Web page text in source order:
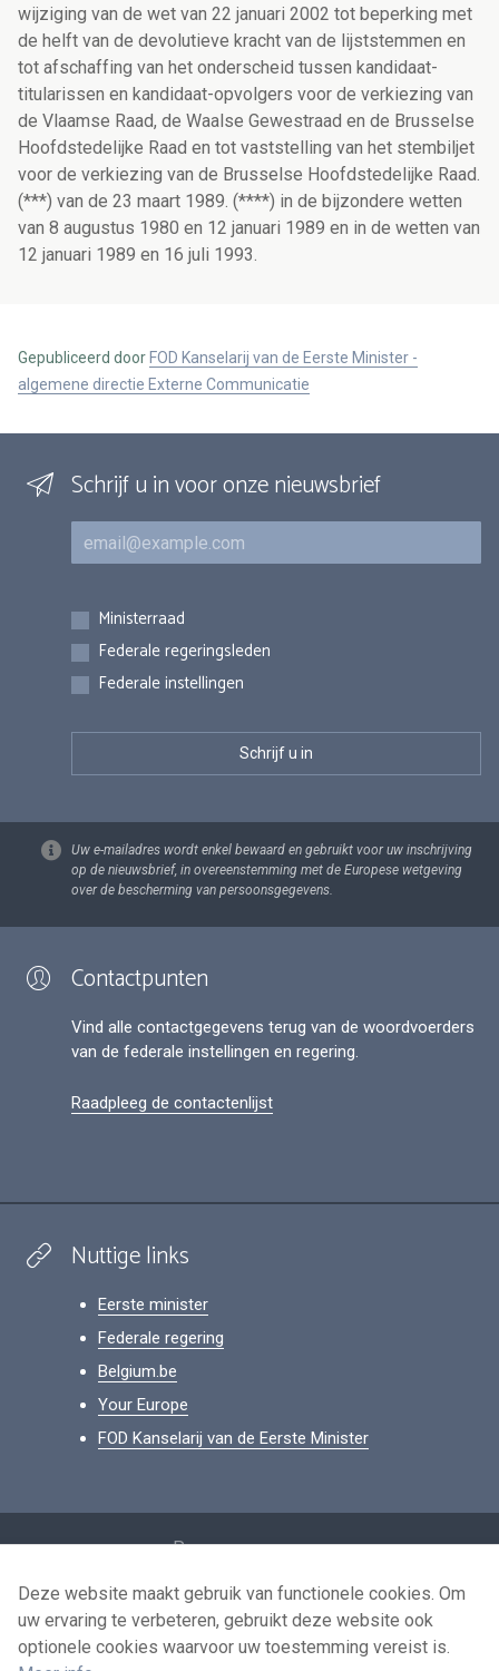
wijziging van de wet van 22 januari 2002 tot beperking met
de helft van de devolutieve kracht van de lijststemmen en
tot afschaffing van het onderscheid tussen kandidaat-
titularissen en kandidaat-opvolgers voor de verkiezing van
de Vlaamse Raad, de Waalse Gewestraad en de Brusselse
Hoofdstedelijke Raad en tot vaststelling van het stembiljet
voor de verkiezing van de Brusselse Hoofdstedelijke Raad.
(***) van de 23 maart 1989. (****) in de bijzondere wetten
van 8 augustus 1980 en 12 januari 1989 en in de wetten van
12 januari 1989 en 16 juli 1993.
Gepubliceerd door FOD Kanselarij van de Eerste Minister -
algemene directie Externe Communicatie
Schrijf u in voor onze nieuwsbrief
E-mail
Inschrijvingen
Ministerraad
Federale regeringsleden
Federale instellingen
Uw e-mailadres wordt enkel bewaard en gebruikt voor uw inschrijving
op de nieuwsbrief, in overeenstemming met de Europese wetgeving
over de bescherming van persoonsgegevens.
Contactpunten
Vind alle contactgegevens terug van de woordvoerders
van de federale instellingen en regering.
Raadpleeg de contactenlijst
Nuttige links
Eerste minister
Federale regering
Belgium.be
Your Europe
FOD Kanselarij van de Eerste Minister
Persoonsgegevens
Voorwaarden voor het hergebruik
Contacteer ons
Deze website maakt gebruik van functionele cookies. Om
uw ervaring te verbeteren, gebruikt deze website ook
optionele cookies waarvoor uw toestemming vereist is.